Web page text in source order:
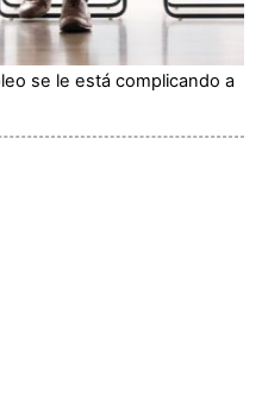
se le está complicando a